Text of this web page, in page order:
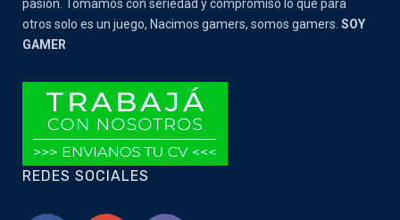
pasion. Tomamos con seriedad y compromiso lo que para
otros solo es un juego, Nacimos gamers, somos gamers. SOY
GAMER
REDES SOCIALES